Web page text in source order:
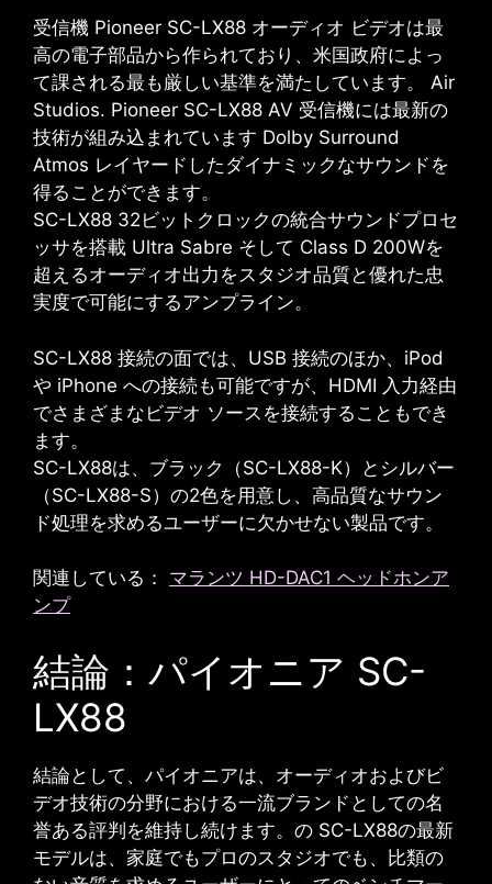
受信機 Pioneer SC-LX88 オーディオ ビデオは最
高の電子部品から作られており、米国政府によっ
て課される最も厳しい基準を満たしています。 Air
Studios. Pioneer SC-LX88 AV 受信機には最新の
技術が組み込まれています Dolby Surround
Atmos レイヤードしたダイナミックなサウンドを
得ることができます。
SC-LX88 32ビットクロックの統合サウンドプロセ
ッサを搭載 Ultra Sabre そして Class D 200Wを
超えるオーディオ出力をスタジオ品質と優れた忠
実度で可能にするアンプライン。
SC-LX88 接続の面では、USB 接続のほか、iPod
や iPhone への接続も可能ですが、HDMI 入力経由
でさまざまなビデオ ソースを接続することもでき
ます。
SC-LX88は、ブラック（SC-LX88-K）とシルバー
（SC-LX88-S）の2色を用意し、高品質なサウン
ド処理を求めるユーザーに欠かせない製品です。
関連している： マランツ HD-DAC1 ヘッドホンア
ンプ
結論：パイオニア SC-
LX88
結論として、パイオニアは、オーディオおよびビ
デオ技術の分野における一流ブランドとしての名
誉ある評判を維持し続けます。の SC-LX88の最新
モデルは、家庭でもプロのスタジオでも、比類の